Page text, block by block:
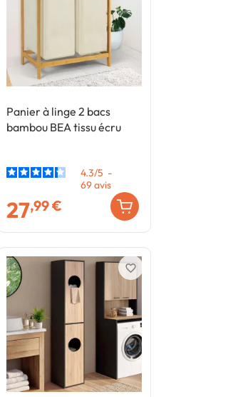
Panier à linge 2 bacs
bambou BEA tissu écru
4.3/5 -
69avis
27,99 €
favorite_border